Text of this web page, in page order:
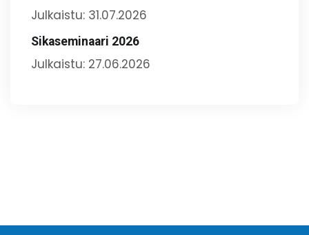
Julkaistu: 31.07.2026
Sikaseminaari 2026
Julkaistu: 27.06.2026